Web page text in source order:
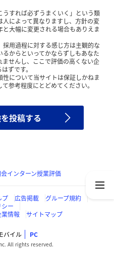
すれば必ずうまくいく」という類
によって異なりますし、方針の変
大幅に変更される場合もありえま
用過程に対する感じ方は主観的な
からといってかならずしもあなた
せんし、ここで評価の高くない企
ずです。
について当サイトは保証しかねま
参考程度にとどめてください。
投稿する
インターン授業評価
プ 広告掲載
グループ規約
ー
情報 サイトマップ
バイル PC
All rights reserved.